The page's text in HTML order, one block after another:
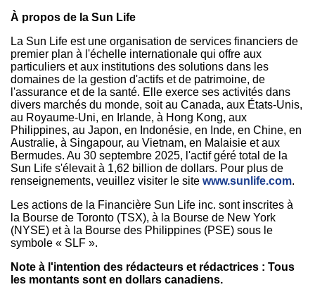
À propos de la Sun Life
La Sun Life est une organisation de services financiers de
premier plan à l'échelle internationale qui offre aux
particuliers et aux institutions des solutions dans les
domaines de la gestion d'actifs et de patrimoine, de
l'assurance et de la santé. Elle exerce ses activités dans
divers marchés du monde, soit au Canada, aux États-Unis,
au Royaume-Uni, en Irlande, à Hong Kong, aux
Philippines, au Japon, en Indonésie, en Inde, en Chine, en
Australie, à Singapour, au Vietnam, en Malaisie et aux
Bermudes. Au 30 septembre 2025, l'actif géré total de la
Sun Life s'élevait à 1,62 billion de dollars. Pour plus de
renseignements, veuillez visiter le site www.sunlife.com.
Les actions de la Financière Sun Life inc. sont inscrites à
la Bourse de Toronto (TSX), à la Bourse de New York
(NYSE) et à la Bourse des Philippines (PSE) sous le
symbole « SLF ».
Note à l'intention des rédacteurs et rédactrices : Tous
les montants sont en dollars canadiens.